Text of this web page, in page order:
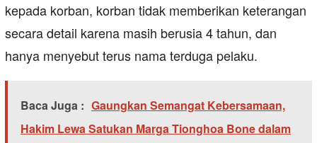
kepada korban, korban tidak memberikan keterangan
secara detail karena masih berusia 4 tahun, dan
hanya menyebut terus nama terduga pelaku.
Baca Juga : Gaungkan Semangat Kebersamaan,
Hakim Lewa Satukan Marga Tionghoa Bone dalam